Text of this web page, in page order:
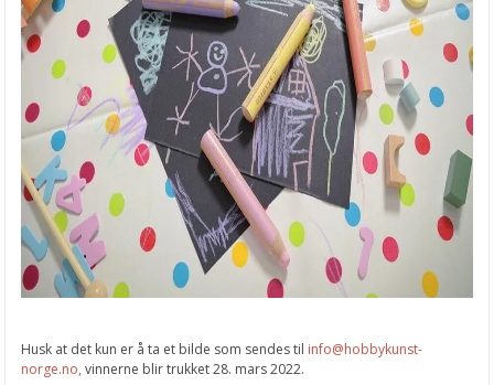
Husk at det kun er å ta et bilde som sendes til info@hobbykunst-
norge.no, vinnerne blir trukket 28. mars 2022.